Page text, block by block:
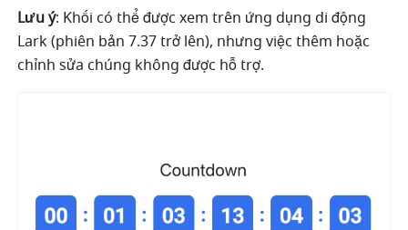
Lưu ý: Khối có thể được xem trên ứng dụng di động
Lark (phiên bản 7.37 trở lên), nhưng việc thêm hoặc
chỉnh sửa chúng không được hỗ trợ.